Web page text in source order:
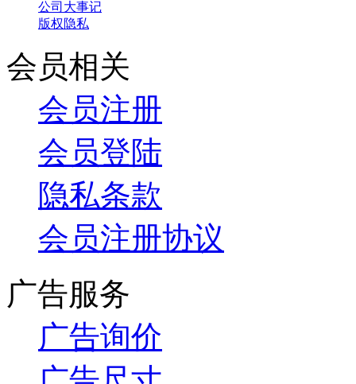
公司大事记
版权隐私
会员相关
会员注册
会员登陆
隐私条款
会员注册协议
广告服务
广告询价